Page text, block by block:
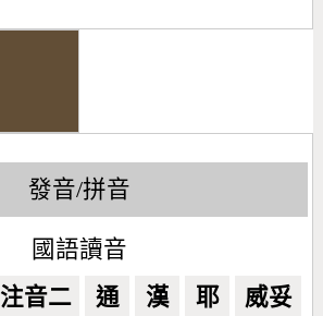
發音/拼音
國語讀音
注音二 通 漢 耶 威妥